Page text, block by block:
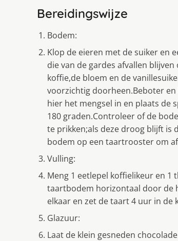
Bereidingswijze
Bodem:
Klop de eieren met de suiker en
die van de gardes afvallen
koffie,de bloem en de
voorzichtig doorheen.Beboter
hier het mengsel in en plaats de
180 graden.Controleer of de
te prikken;als deze droog blijft is
bodem op een taartrooster om
Vulling:
Meng 1 eetlepel koffielikeur en 1
taartbodem horizontaal door de
elkaar en zet de taart 4 uur in de
Glazuur:
Laat de klein gesneden